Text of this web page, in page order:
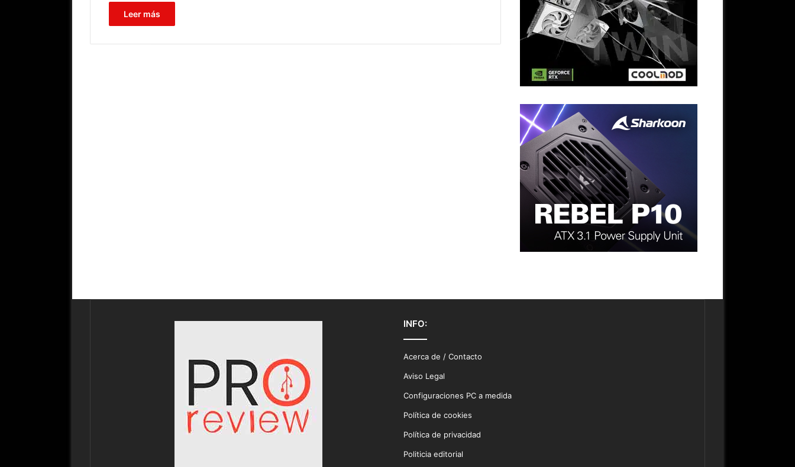
Leer más
INFO:
Acerca de / Contacto
Aviso Legal
Configuraciones PC a medida
Política de cookies
Política de privacidad
Politicia editorial